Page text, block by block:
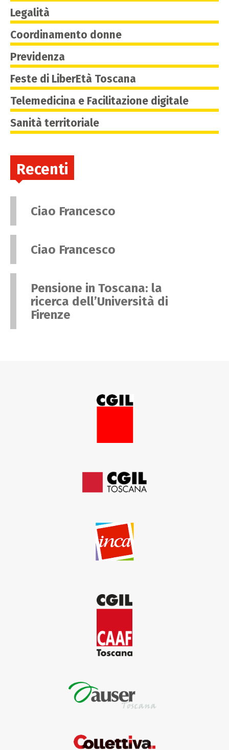
Legalità
Coordinamento donne
Previdenza
Feste di LiberEtà Toscana
Telemedicina e Facilitazione digitale
Sanità territoriale
Recenti
Ciao Francesco
Ciao Francesco
Pensione in Toscana: la
ricerca dell’Università di
Firenze